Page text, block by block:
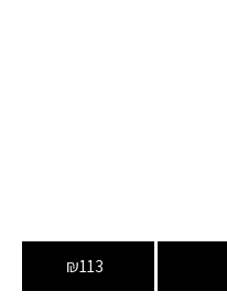
₪113